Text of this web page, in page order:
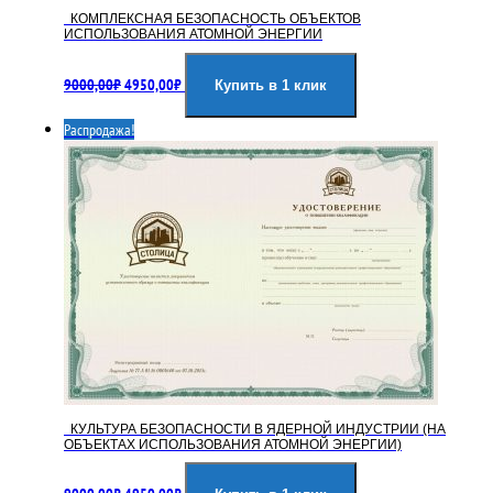
КОМПЛЕКСНАЯ БЕЗОПАСНОСТЬ ОБЪЕКТОВ
ИСПОЛЬЗОВАНИЯ АТОМНОЙ ЭНЕРГИИ
9000,00₽цена
9000,00₽.
4950,00₽цена:
Купить в 1 клик
Распродажа!
КУЛЬТУРА БЕЗОПАСНОСТИ В ЯДЕРНОЙ ИНДУСТРИИ (НА
ОБЪЕКТАХ ИСПОЛЬЗОВАНИЯ АТОМНОЙ ЭНЕРГИИ)